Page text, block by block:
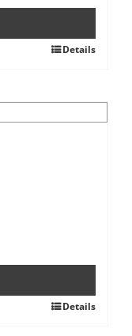
Details
Details